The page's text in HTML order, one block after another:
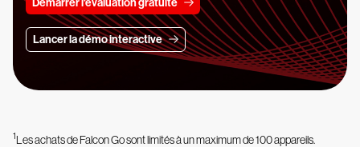
Démarrer l'évaluation gratuite
Lancer la démo interactive
1Les achats de Falcon Go sont limités à un maximum de 100 appareils.